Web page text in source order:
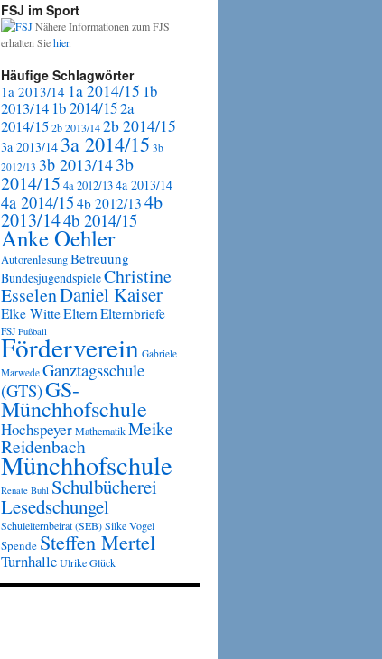
FSJ im Sport
Nähere Informationen zum FJS
erhalten Siehier.
Häufige Schlagwörter
1a 2013/14 1a 2014/15 1b
2013/14 1b 2014/152a
2014/152b 2013/142b 2014/15
3a 2013/14 3a 2014/15 3b
2012/13 3b 2013/143b
2014/15 4a 2012/134a 2013/14
4a 2014/15 4b 2012/13 4b
2013/144b 2014/15
Anke Oehler
AutorenlesungBetreuung
BundesjugendspieleChristine
EsselenDaniel Kaiser
Elke WitteEltern Elternbriefe
FSJ Fußball
Förderverein Gabriele
Marwede Ganztagsschule
(GTS)GS-
Münchhofschule
HochspeyerMathematikMeike
Reidenbach
Münchhofschule
Renate Buhl Schulbücherei
Lesedschungel
Schulelternbeirat (SEB)Silke Vogel
Spende Steffen Mertel
TurnhalleUlrike Glück